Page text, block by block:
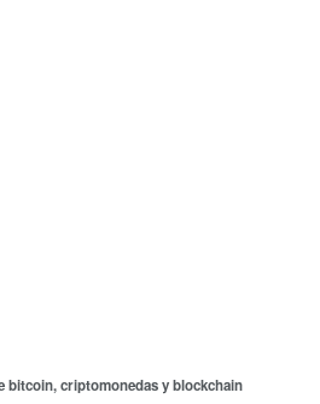
bitcoin, criptomonedas y blockchain